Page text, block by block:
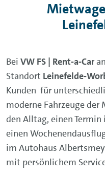
Bei VW FS | Rent‑a‑Car
Standort
Kunden für
moderne Fahrzeuge der
den Alltag, einen
einen
im Autohaus
mit persönlichem